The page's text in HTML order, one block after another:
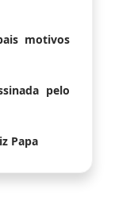
motivos
pelo
Papa